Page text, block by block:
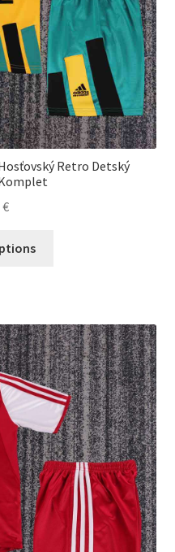
Retro Detský
€
Možnosti
si
môžete
vybrať
na
stránke
produktu.